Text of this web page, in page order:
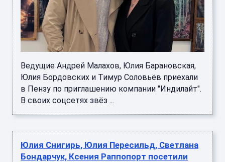
Ведущие Андрей Малахов, Юлия Барановская,
Юлия Бордовских и Тимур Соловьёв приехали
в Пензу по приглашению компании "Индилайт".
В своих соцсетях звёз ...
Юлия Снигирь, Юлия Пересильд, Светлана
Бондарчук, Ксения Раппопорт посетили